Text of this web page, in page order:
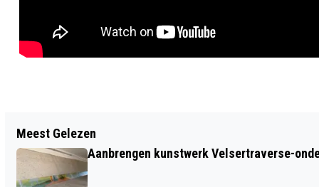
NIEUWE HONDENSCHOOL GEOPEND IN
HET DUINGEBIED VAN HEEMSKERK
Meest Gelezen
Aanbrengen kunstwerk Velsertraverse-